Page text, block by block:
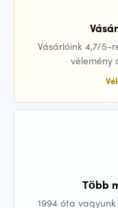
Vásárlóink 4,7/5-
vélemény
Több
1994 óta